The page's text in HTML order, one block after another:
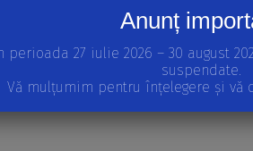
APARIȚII RECENTE
INTERNATIONAL SCIENTIFIC CONFERENCE
SPORT AND HEALTH” Journal of Abstracts
Anunț
perioada 27 iulie 2026 – 30 august
suspendate.
Vă mulțumim pentru înțelegere și vă